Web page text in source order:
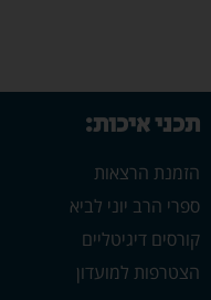
תכני איכות:
הזמנת הרצאות
ספרי הרב יוני לביא
קורסים דיגיטליים
הצטרפות למועדון